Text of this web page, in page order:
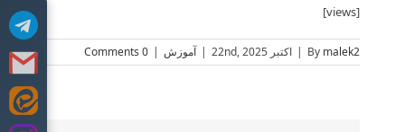
[views]
By malek2
| اکتبر 22nd, 2025 | آموزش |
0 Comments